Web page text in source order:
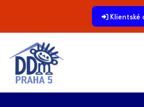
Klientské